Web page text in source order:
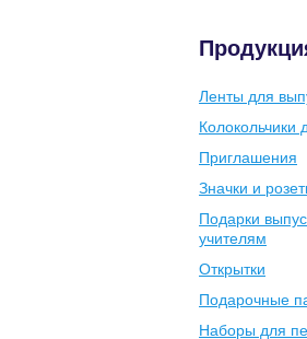
Ленты для
Колокольчики
Приглашения
Значки и
Подарки
учителям
Открытки
Подарочные
Наборы для